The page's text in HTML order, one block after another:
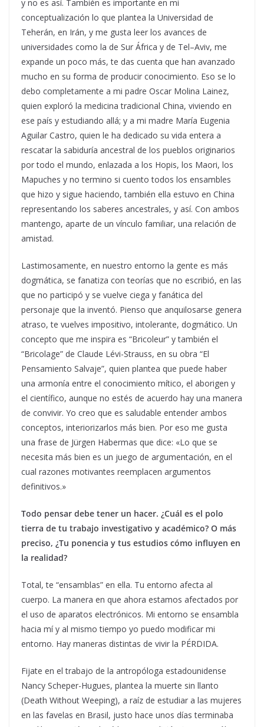
y no es así. También es importante en mi
conceptualización lo que plantea la Universidad de
Teherán, en Irán, y me gusta leer los avances de
universidades como la de Sur África y de Tel–Aviv, me
expande un poco más, te das cuenta que han avanzado
mucho en su forma de producir conocimiento. Eso se lo
debo completamente a mi padre Oscar Molina Lainez,
quien exploró la medicina tradicional China, viviendo en
ese país y estudiando allá; y a mi madre María Eugenia
Aguilar Castro, quien le ha dedicado su vida entera a
rescatar la sabiduría ancestral de los pueblos originarios
por todo el mundo, enlazada a los Hopis, los Maori, los
Mapuches y no termino si cuento todos los ensambles
que hizo y sigue haciendo, también ella estuvo en China
representando los saberes ancestrales, y así. Con ambos
mantengo, aparte de un vínculo familiar, una relación de
amistad.
Lastimosamente, en nuestro entorno la gente es más
dogmática, se fanatiza con teorías que no escribió, en las
que no participó y se vuelve ciega y fanática del
personaje que la inventó. Pienso que anquilosarse genera
atraso, te vuelves impositivo, intolerante, dogmático. Un
concepto que me inspira es “Bricoleur” y también el
“Bricolage” de Claude Lévi-Strauss, en su obra “El
Pensamiento Salvaje”, quien plantea que puede haber
una armonía entre el conocimiento mítico, el aborigen y
el científico, aunque no estés de acuerdo hay una manera
de convivir. Yo creo que es saludable entender ambos
conceptos, interiorizarlos más bien. Por eso me gusta
una frase de Jürgen Habermas que dice: «Lo que se
necesita más bien es un juego de argumentación, en el
cual razones motivantes reemplacen argumentos
definitivos.»
Todo pensar debe tener un hacer. ¿Cuál es el polo
tierra de tu trabajo investigativo y académico? O más
preciso, ¿Tu ponencia y tus estudios cómo influyen en
la realidad?
Total, te “ensamblas” en ella. Tu entorno afecta al
cuerpo. La manera en que ahora estamos afectados por
el uso de aparatos electrónicos. Mi entorno se ensambla
hacia mí y al mismo tiempo yo puedo modificar mi
entorno. Hay maneras distintas de vivir la PÉRDIDA.
Fijate en el trabajo de la antropóloga estadounidense
Nancy Scheper-Hugues, plantea la muerte sin llanto
(Death Without Weeping), a raíz de estudiar a las mujeres
en las favelas en Brasil, justo hace unos días terminaba